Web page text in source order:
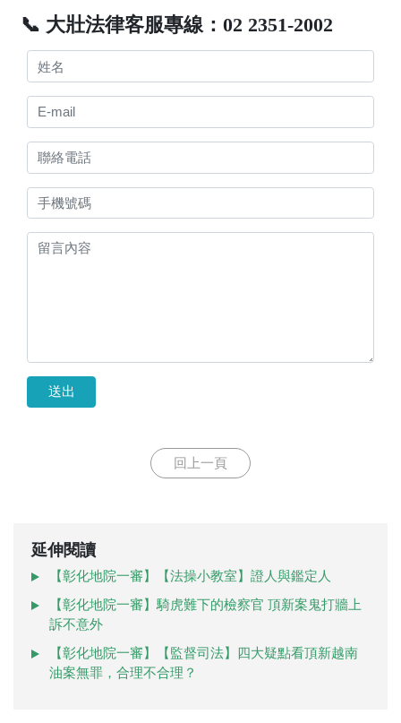
📞 大壯法律客服專線：02 2351-2002
送出
回上一頁
延伸閱讀
【彰化地院一審】【法操小教室】證人與鑑定人
【彰化地院一審】騎虎難下的檢察官 頂新案鬼打牆上
訴不意外
【彰化地院一審】【監督司法】四大疑點看頂新越南
油案無罪，合理不合理？